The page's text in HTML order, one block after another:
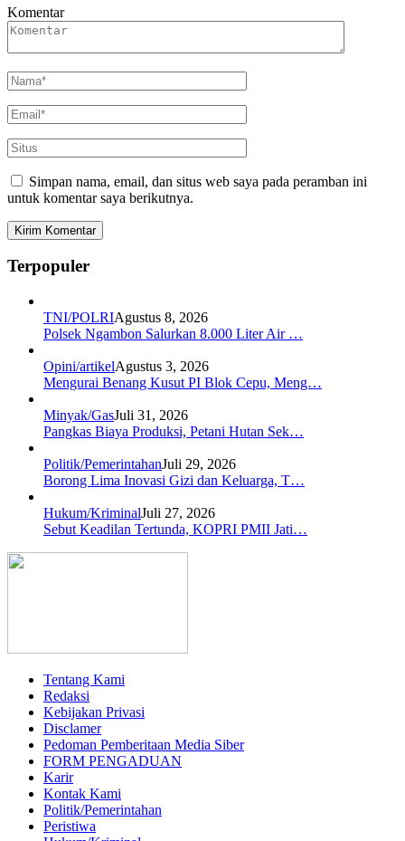
Komentar
Simpan nama, email, dan situs web saya pada peramban ini
untuk komentar saya berikutnya.
Terpopuler
TNI/POLRIAgustus 8, 2026
Polsek Ngambon Salurkan 8.000 Liter Air …
Opini/artikelAgustus 3, 2026
Mengurai Benang Kusut PI Blok Cepu, Meng…
Minyak/GasJuli 31, 2026
Pangkas Biaya Produksi, Petani Hutan Sek…
Politik/PemerintahanJuli 29, 2026
Borong Lima Inovasi Gizi dan Keluarga, T…
Hukum/KriminalJuli 27, 2026
Sebut Keadilan Tertunda, KOPRI PMII Jati…
Tentang Kami
Redaksi
Kebijakan Privasi
Disclamer
Pedoman Pemberitaan Media Siber
FORM PENGADUAN
Karir
Kontak Kami
Politik/Pemerintahan
Peristiwa